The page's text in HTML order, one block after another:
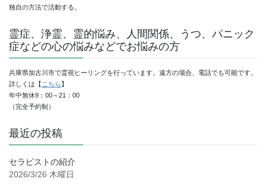
独自の方法で活動する。
霊症、浄霊、霊的悩み、人間関係、うつ、パニック
症などの心の悩みなどでお悩みの方
兵庫県加古川市で霊視ヒーリングを行っています。遠方の場合、電話でも可能です。
詳しくは【 こちら】
年中無休9：00～21：00
（完全予約制）
最近の投稿
セラピストの紹介
2026/3/26 木曜日